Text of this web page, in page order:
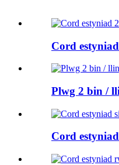
Cord
Plwg 2 bin /
Cord